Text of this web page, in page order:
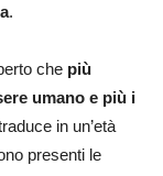
.
che più
umano e più i
in un’età
presenti le